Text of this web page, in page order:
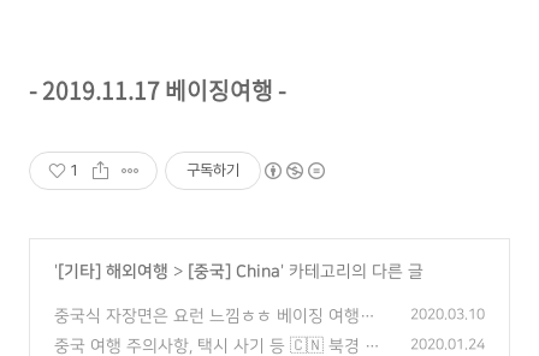
- 2019.11.17 베이징여행 -
1 구독하기
' [기타] 해외여행 > [중국] China' 카테고리의 다른 글
중국식 자장면은 요런 느낌ㅎㅎ 베이징 여행
🇨🇳
(2)
2020.03.10
중국 여행 주의사항, 택시 사기 등 🇨🇳 북경 자
2020.01.24